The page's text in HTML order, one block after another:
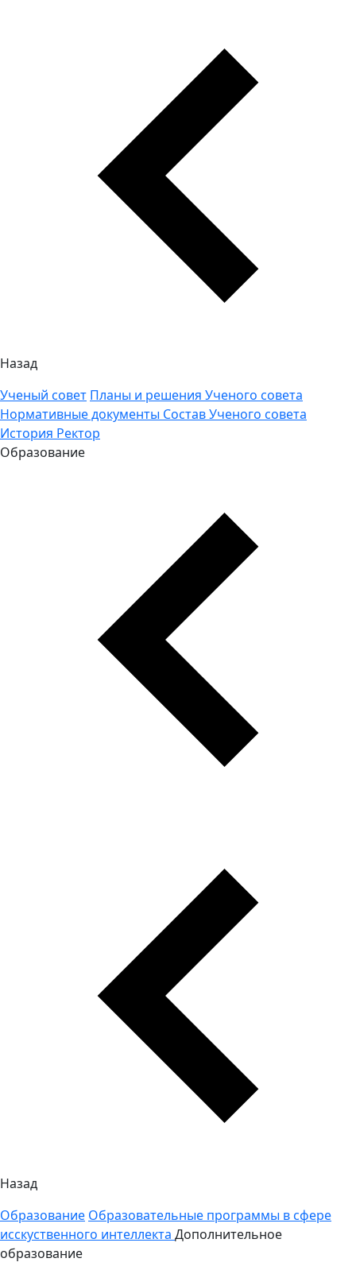
Назад
Ученый совет Планы и решения Ученого совета
Нормативные документы Состав Ученого совета
История Ректор
Образование
Назад
Образование Образовательные программы в сфере
исскуственного интеллекта Дополнительное
образование